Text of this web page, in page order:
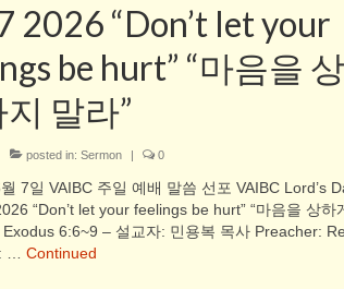
2026 “Don’t let your
be hurt” “마음을
말라”
posted in: Sermon | 0
7일 VAIBC 주일 예배 말씀 선포 VAIBC Lord’s
“Don’t let your feelings be hurt” “마음을 상하
Exodus 6:6~9 – 설교자: 민용복 목사 Preacher:
… Continued